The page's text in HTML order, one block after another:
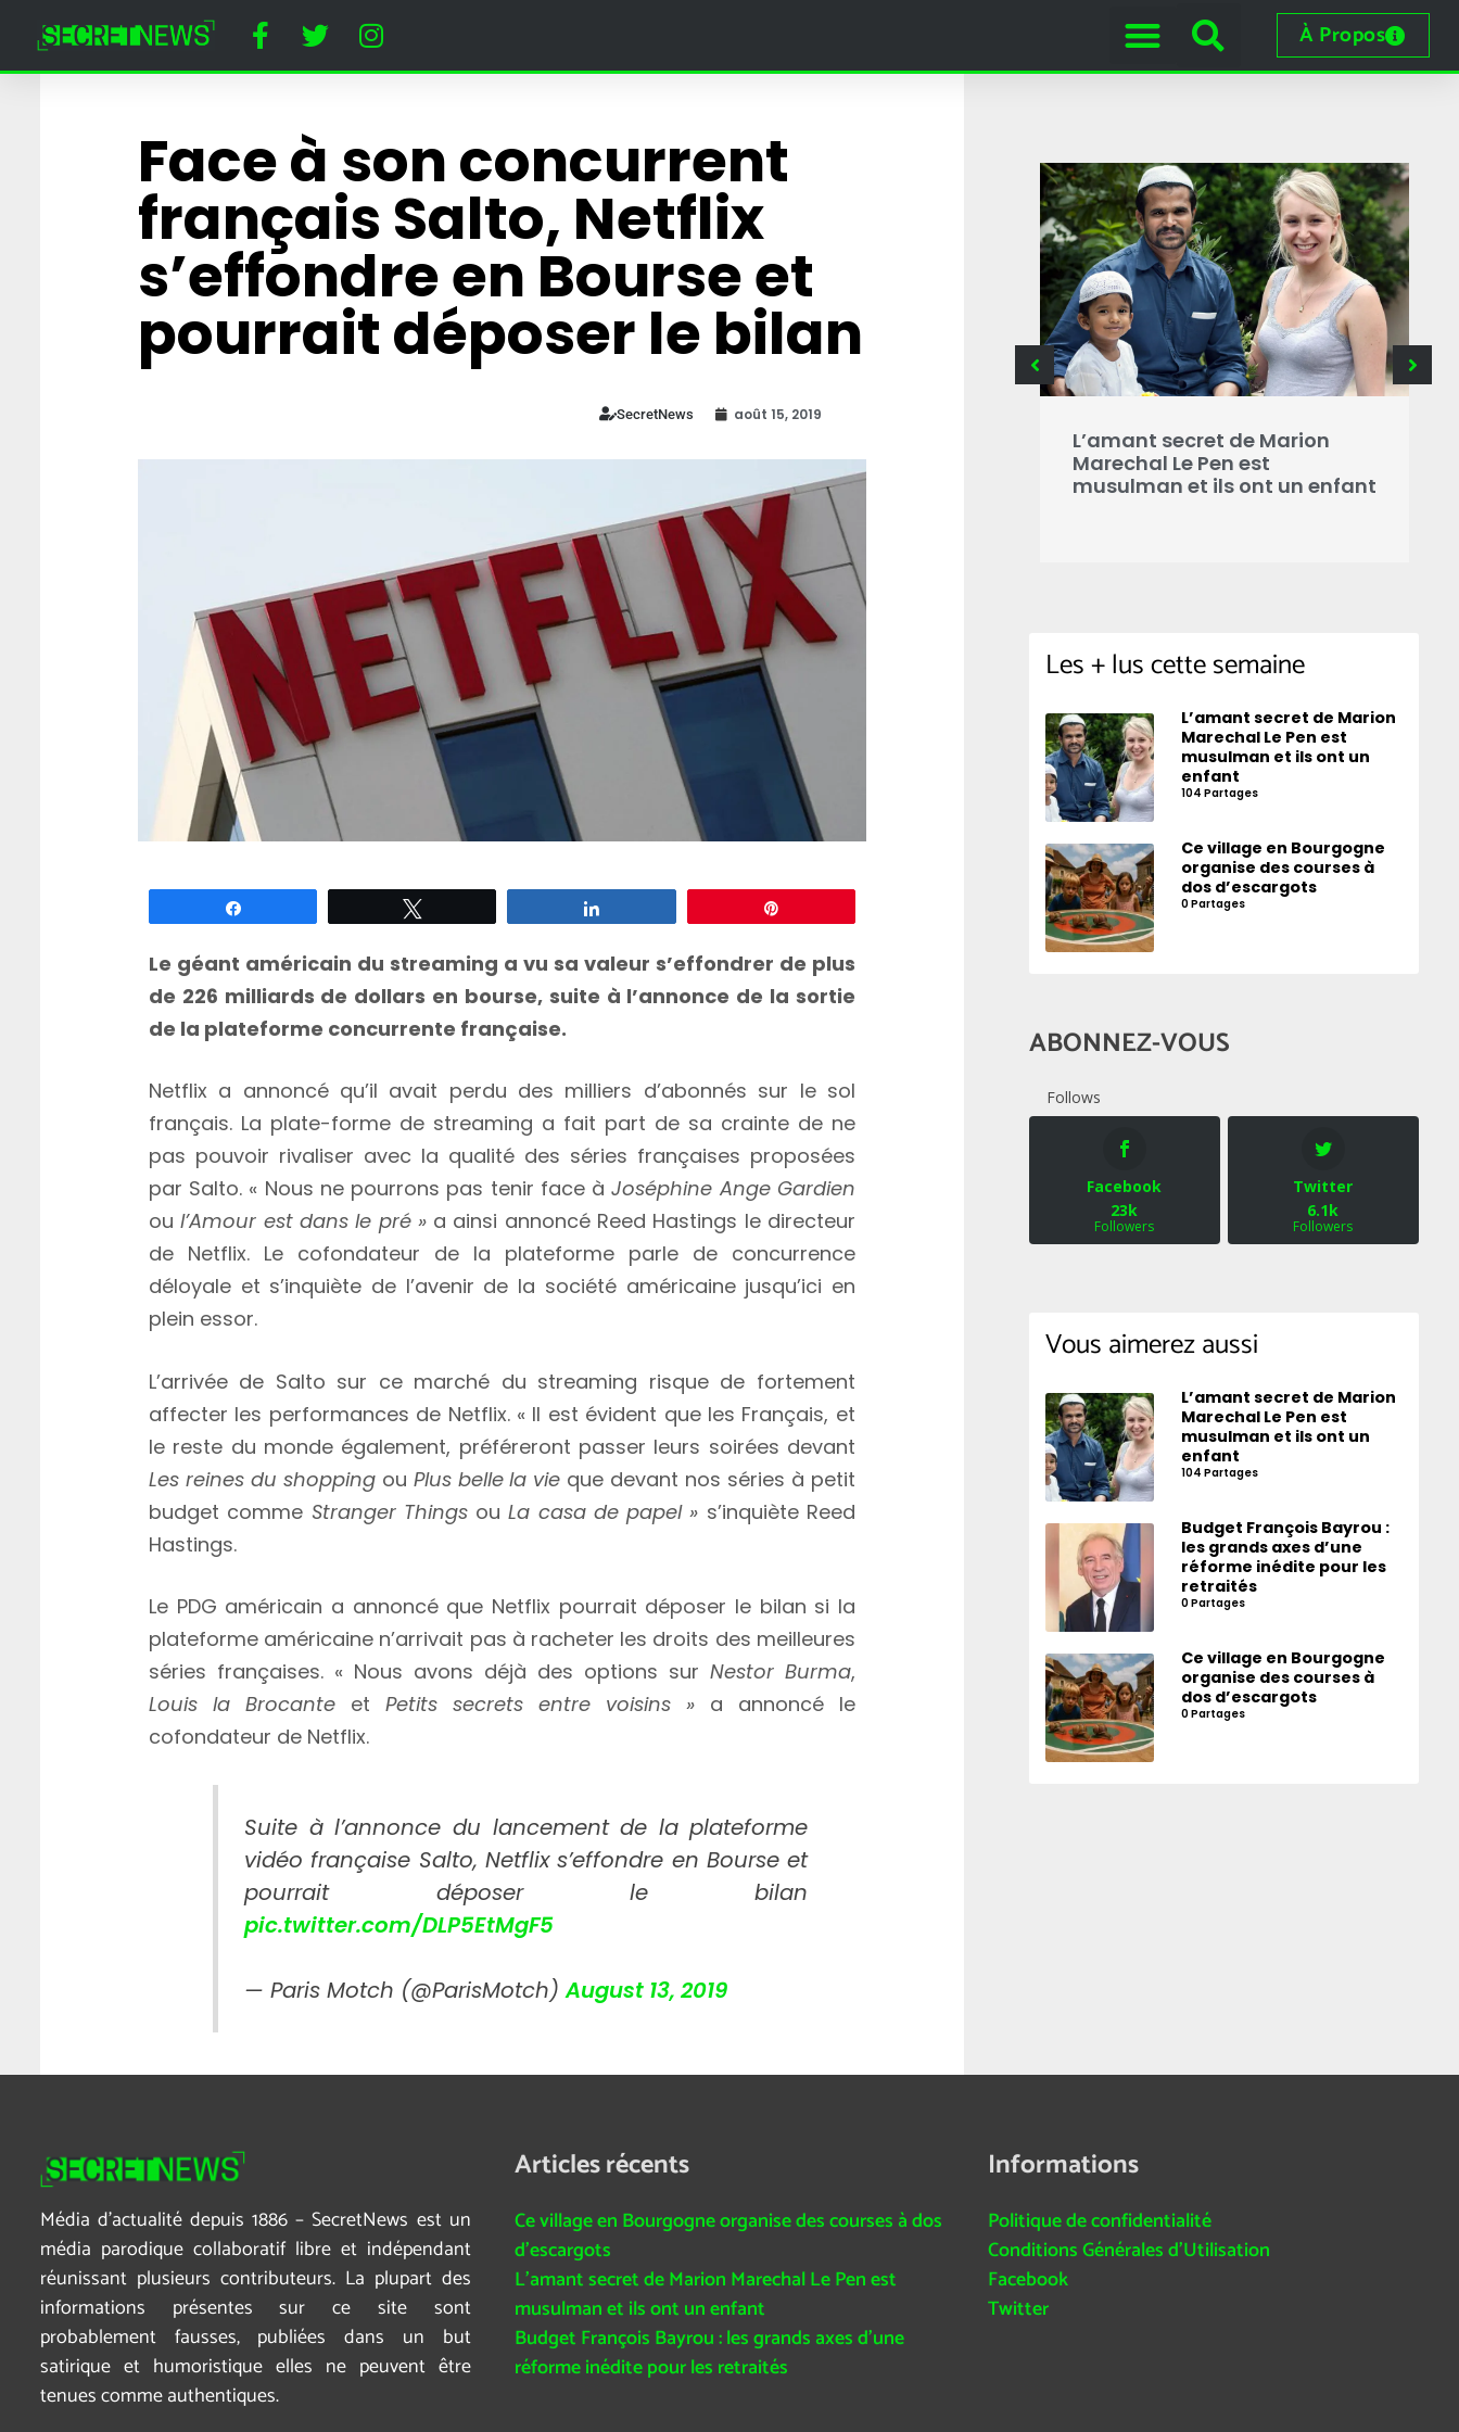
À Propos
Face à son concurrent
français Salto, Netflix
s’effondre en Bourse et
pourrait déposer le bilan
SecretNews août 15, 2019
Le géant américain du streaming a vu sa valeur s’effondrer de plus
de 226 milliards de dollars en bourse, suite à l’annonce de la sortie
de la plateforme concurrente française.
Netflix a annoncé qu’il avait perdu des milliers d’abonnés sur le sol
français. La plate-forme de streaming a fait part de sa crainte de ne
pas pouvoir rivaliser avec la qualité des séries françaises proposées
par Salto. « Nous ne pourrons pas tenir face àJoséphine Ange Gardien
oul’Amour est dans le pré » a ainsi annoncé Reed Hastings le directeur
de Netflix. Le cofondateur de la plateforme parle de concurrence
déloyale et s’inquiète de l’avenir de la société américaine jusqu’ici en
plein essor.
L’arrivée de Salto sur ce marché du streaming risque de fortement
affecter les performances de Netflix. « Il est évident que les Français, et
le reste du monde également, préféreront passer leurs soirées devant
Les reines du shoppingou Plus belle la vie que devant nos séries à petit
budget comme Stranger ThingsouLa casa de papel » s’inquiète Reed
Hastings.
Le PDG américain a annoncé que Netflix pourrait déposer le bilan si la
plateforme américaine n’arrivait pas à racheter les droits des meilleures
séries françaises. « Nous avons déjà des options sur Nestor Burma,
Louis la Brocanteet Petits secrets entre voisins » a annoncé le
cofondateur de Netflix.
Suite à l’annonce du lancement de la plateforme
vidéo française Salto, Netflix s’effondre en Bourse et
pourrait déposer le bilan
pic.twitter.com/DLP5EtMgF5
— Paris Motch (@ParisMotch)August 13, 2019
« Papy toi même ! » – Poutine
affrontera Prigojine dans un
Ce village en Bourgogne
organise des courses à dos
d’escargots
L’amant secret de Marion
Marechal Le Pen est
musulman et ils ont un enfant
Les + lus cette semaine
L’amant secret de Marion
Marechal Le Pen est
musulman et ils ont un
enfant
104 Partages
Ce village en Bourgogne
organise des courses à
dos d’escargots
0 Partages
ABONNEZ-VOUS
Follows
Facebook
23k
Followers
Twitter
6.1k
Followers
Vous aimerez aussi
L’amant secret de Marion
Marechal Le Pen est
musulman et ils ont un
enfant
104 Partages
Budget François Bayrou :
les grands axes d’une
réforme inédite pour les
retraités
0 Partages
Ce village en Bourgogne
organise des courses à
dos d’escargots
0 Partages
Média d’actualité depuis 1886 – SecretNews est un
média parodique collaboratif libre et indépendant
réunissant plusieurs contributeurs. La plupart des
informations présentes sur ce site sont
probablement fausses, publiées dans un but
satirique et humoristique elles ne peuvent être
tenues comme authentiques.
Articles récents
Ce village en Bourgogne organise des courses à dos
d’escargots
L’amant secret de Marion Marechal Le Pen est
musulman et ils ont un enfant
Budget François Bayrou : les grands axes d’une
réforme inédite pour les retraités
Informations
Politique de confidentialité
Conditions Générales d’Utilisation
Facebook
Twitter